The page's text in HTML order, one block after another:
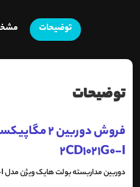
توضیحات
توضیحات
2CD1021G0-I
دوربین مداربسته بولت هایک ویژن مدل DS-2CD1021G0-I